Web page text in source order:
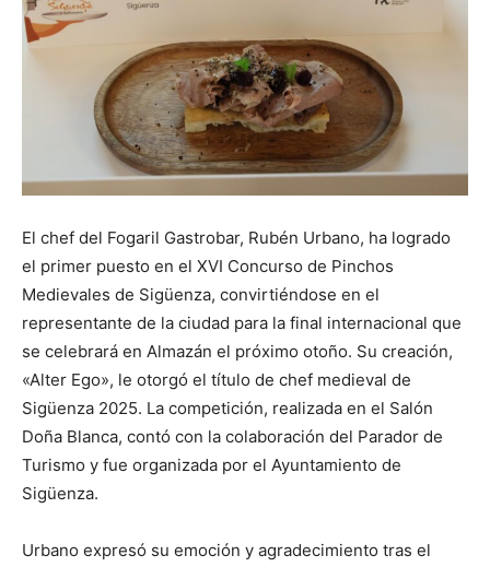
El chef del Fogaril Gastrobar, Rubén Urbano, ha logrado
el primer puesto en el XVI Concurso de Pinchos
Medievales de Sigüenza, convirtiéndose en el
representante de la ciudad para la final internacional que
se celebrará en Almazán el próximo otoño. Su creación,
«Alter Ego», le otorgó el título de chef medieval de
Sigüenza 2025. La competición, realizada en el Salón
Doña Blanca, contó con la colaboración del Parador de
Turismo y fue organizada por el Ayuntamiento de
Sigüenza.
Urbano expresó su emoción y agradecimiento tras el